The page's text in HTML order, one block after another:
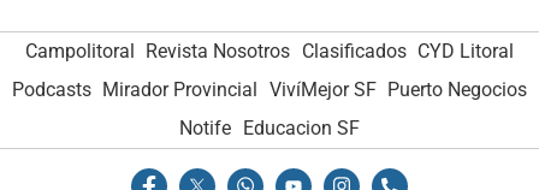
Campolitoral Revista Nosotros Clasificados CYD Litoral
Podcasts Mirador Provincial VivíMejor SF Puerto Negocios
Notife Educacion SF